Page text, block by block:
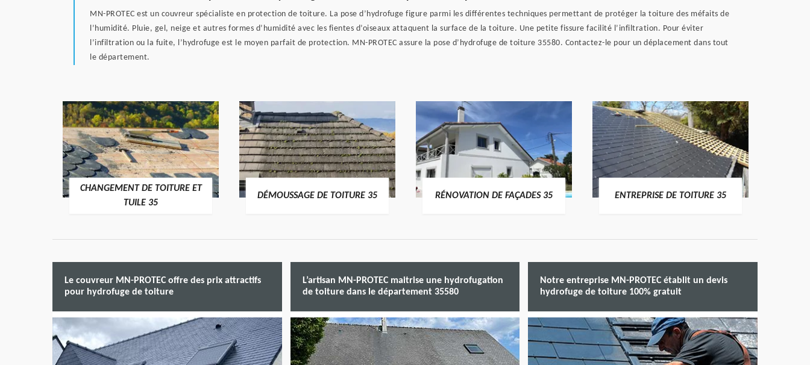
MN-PROTEC est un couvreur spécialiste en protection de toiture. La pose d’hydrofuge figure parmi les différentes techniques permettant de protéger la toiture des méfaits de
l’humidité. Pluie, gel, neige et autres formes d’humidité avec les fientes d’oiseaux attaquent la surface de la toiture. Une petite fissure facilité l’infiltration. Pour éviter
l’infiltration ou la fuite, l’hydrofuge est le moyen parfait de protection. MN-PROTEC assure la pose d’hydrofuge de toiture 35580. Contactez-le pour un déplacement dans tout
le département.
CHANGEMENT DE TOITURE ET
TUILE 35
DÉMOUSSAGE DE TOITURE 35 RÉNOVATION DE FAÇADES 35 ENTREPRISE DE TOITURE 35
Le couvreur MN-PROTEC offre des prix attractifs
pour hydrofuge de toiture
L’artisan MN-PROTEC maitrise une hydrofugation
de toiture dans le département 35580
Notre entreprise MN-PROTEC établit un devis
hydrofuge de toiture 100% gratuit